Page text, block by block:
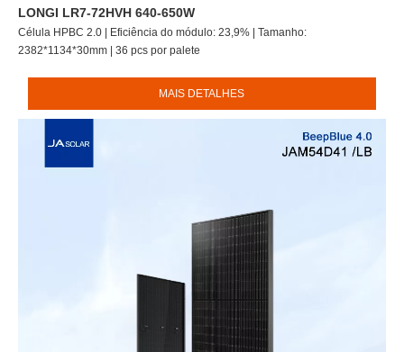
LONGI LR7-72HVH 640-650W
Célula HPBC 2.0 | Eficiência do módulo: 23,9% | Tamanho:
2382*1134*30mm | 36 pcs por palete
MAIS DETALHES